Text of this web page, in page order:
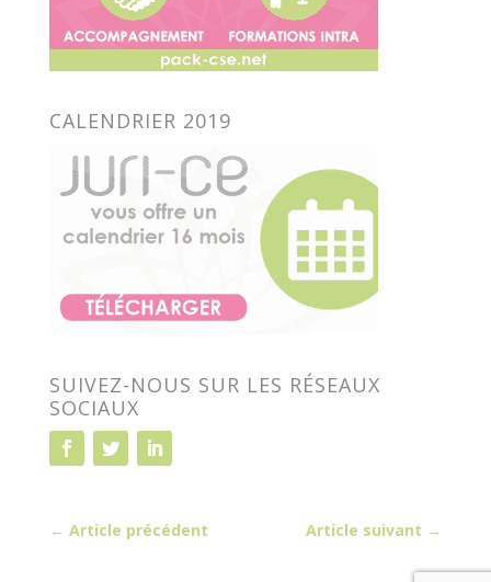
CALENDRIER 2019
SUIVEZ-NOUS SUR LES RÉSEAUX
SOCIAUX
Article suivant
Article précédent